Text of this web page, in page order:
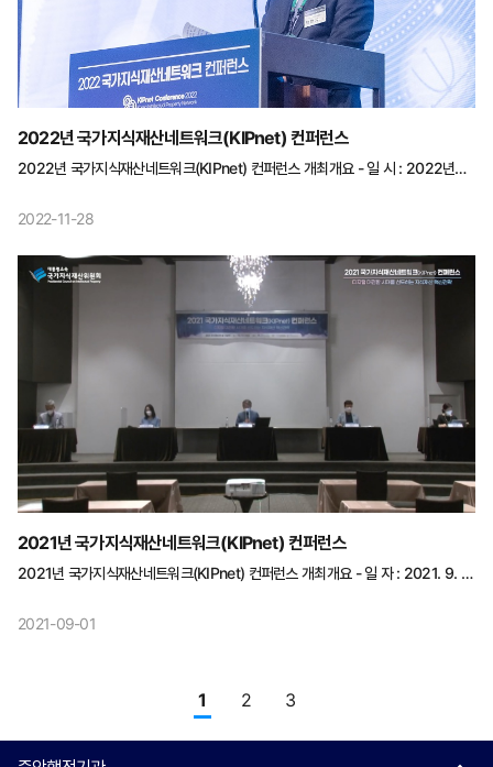
2022년 국가지식재산네트워크(KIPnet) 컨퍼런스
2022년 국가지식재산네트워크(KIPnet) 컨퍼런스 개최개요 - 일 시 : 2022년
사 백만기 국가지식재산위원회 위원장 ▪환 영 사 주영창 과학기술정보통신부
지역산업단지 정책 고산 에이팀벤터스 대표 세션 1. 주제발표 14:50~15:50 (60')
▪(주제1) 지역발전과 산업다각화 ‧송인호 KDI 경제정보센터 소장 ▪(주제2) 지역
혁신성장을 위한 기술거래 시장 구축 방안 ‧박경호 한국산업기술진흥원 단장
▪(주제3) 지역주도 IP 기반 미래신산업 창출전략 ‧최병철 대전과학산업진흥원
결과 및 시사점 ‧신경호 한국발명진흥회 실장 ▪(지정토론2) 지역주도 IP 통합지원
방안 ‧임소진 한국지식재산연구원 실장 ▪(지정토론3) 자치법규 개선을 통한 지역
IP 역량 강화 ‧이홍기 성균관대학교 선임연구원 ▪(지정토론4) IP 교육 및
인력양성을 위한 정책 방향 ‧류예리 경상국립대학교 교수 ▪(자유토론) 좌장 :
윤종민 충북대학교 교수 ‧(패널) 김상곤 경북테크노파크 정책기획단 단장 ‧최병철
대전과학산업진흥원 본부장 ‧지정토론자 4명
2022-11-28
2021년 국가지식재산네트워크(KIPnet) 컨퍼런스
2021년 국가지식재산네트워크(KIPnet) 컨퍼런스 개최개요 - 일 자 : 2021. 9. 1.
행사소개 및 발표주제 설명(한용재 창출활용과장) 주제발표15:05 ~ 16:25 20'
방안임소진 한국지식재산연구원 부연구위원 20' 【주제4】 블록체인 기술의
2021-09-01
1 2 3